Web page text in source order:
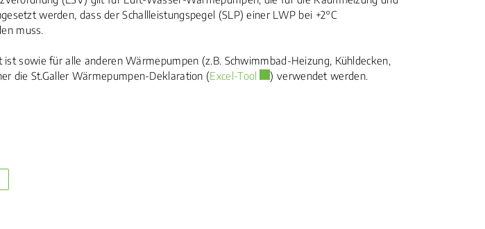
werden, dass der Schallleistungspegel (SLP) einer LWP bei +2°C
muss.
sowie für alle anderen Wärmepumpen (z.B. Schwimmbad-Heizung, Kühldecken,
die St.Galler Wärmepumpen-Deklaration (Excel-Tool Externer Link wird in einem neuen Fenster
) verwendet werden.